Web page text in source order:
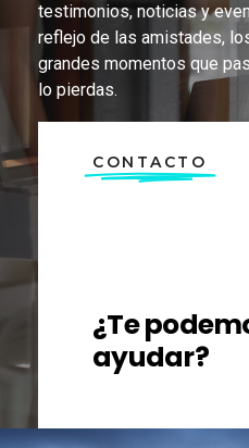
testimonios, noticias y
reflejo de las amistades,
grandes momentos que
lo pierdas.
CONTACTO
¿Te
ayudar?